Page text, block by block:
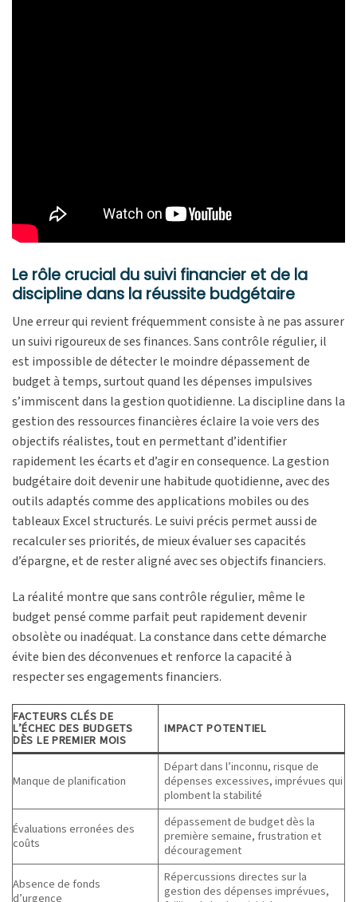
Le rôle crucial du suivi financier et de la
discipline dans la réussite budgétaire
Une erreur qui revient fréquemment consiste à ne pas assurer
un suivi rigoureux de ses finances. Sans contrôle régulier, il
est impossible de détecter le moindre dépassement de
budget à temps, surtout quand les dépenses impulsives
s’immiscent dans la gestion quotidienne. La discipline dans la
gestion des ressources financières éclaire la voie vers des
objectifs réalistes, tout en permettant d’identifier
rapidement les écarts et d’agir en consequence. La gestion
budgétaire doit devenir une habitude quotidienne, avec des
outils adaptés comme des applications mobiles ou des
tableaux Excel structurés. Le suivi précis permet aussi de
recalculer ses priorités, de mieux évaluer ses capacités
d’épargne, et de rester aligné avec ses objectifs financiers.
La réalité montre que sans contrôle régulier, même le
budget pensé comme parfait peut rapidement devenir
obsolète ou inadéquat. La constance dans cette démarche
évite bien des déconvenues et renforce la capacité à
respecter ses engagements financiers.
FACTEURS CLÉS DE
L’ÉCHEC DES BUDGETS
DÈS LE PREMIER MOIS
IMPACT POTENTIEL
Manque de planification
Départ dans l’inconnu, risque de
dépenses excessives, imprévues qui
plombent la stabilité
Évaluations erronées des
coûts
dépassement de budget dès la
première semaine, frustration et
découragement
Absence de fonds
d’urgence
Répercussions directes sur la
gestion des dépenses imprévues,